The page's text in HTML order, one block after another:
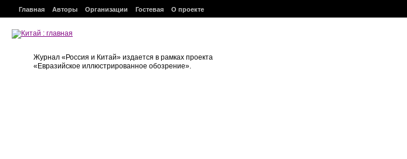
Главная Авторы Организации Гостевая О проекте
Журнал «Россия и Китай» издается в рамках проекта
«Евразийское иллюстрированное обозрение».